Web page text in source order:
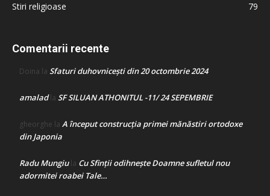
Stiri religioase
79
Comentarii recente
Doina la Sfaturi duhovnicești din 20 octombrie 2024
amaladla SF SILUAN ATHONITUL -11/ 24 SEPEMBRIE
gheorghe la A început construcţia primei mănăstiri ortodoxe
din Japonia
Radu Mungiula Cu Sfinții odihnește Doamne sufletul nou
adormitei roabei Tale…